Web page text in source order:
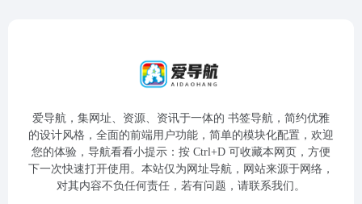
爱导航，集网址、资源、资讯于一体的 书签导航，简约优雅
的设计风格，全面的前端用户功能，简单的模块化配置，欢迎
您的体验，导航看看小提示：按 Ctrl+D 可收藏本网页，方便
下一次快速打开使用。本站仅为网址导航，网站来源于网络，
对其内容不负任何责任，若有问题，请联系我们。